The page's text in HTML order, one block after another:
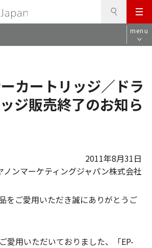
メ
ニ
ュ
menu
カートリッジ／ドラ
ジ販売終了のお知ら
2011年8月31日
ノンマーケティングジャパン株式会社
をご愛用いただき誠にありがとうご
愛用いただいておりました、「EP-